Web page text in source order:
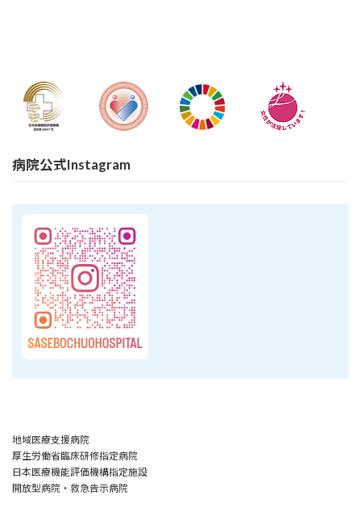
病院公式Instagram
地域医療支援病院
厚生労働省臨床研修指定病院
日本医療機能評価機構指定施設
開放型病院・救急告示病院